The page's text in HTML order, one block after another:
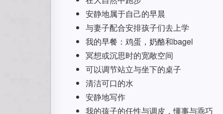
安静地属于自己的早晨
与妻子配合安排孩子们去上学
我的早餐：鸡蛋，奶酪和bagel
冥想或沉思时的宽敞空间
可以调节站立与坐下的桌子
清洁可口的水
安静地写作
我的孩子的任性与调皮，懂事与乖巧